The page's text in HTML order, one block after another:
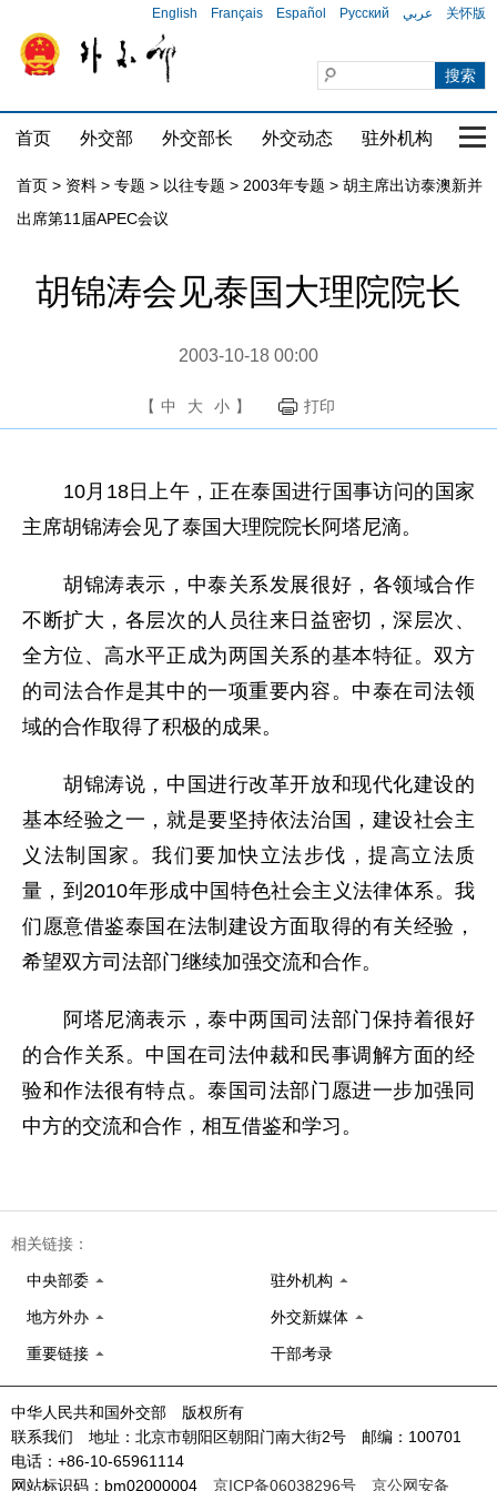
English Français Español Русский عربي 关怀版
首页 外交部 外交部长 外交动态 驻外机构 国
首页 > 资料 > 专题 > 以往专题 > 2003年专题 > 胡主席出访泰澳新并
出席第11届APEC会议
胡锦涛会见泰国大理院院长
2003-10-18 00:00
【 中 大 小 】 打印
10月18日上午，正在泰国进行国事访问的国家
主席胡锦涛会见了泰国大理院院长阿塔尼滴。
胡锦涛表示，中泰关系发展很好，各领域合作
不断扩大，各层次的人员往来日益密切，深层次、
全方位、高水平正成为两国关系的基本特征。双方
的司法合作是其中的一项重要内容。中泰在司法领
域的合作取得了积极的成果。
胡锦涛说，中国进行改革开放和现代化建设的
基本经验之一，就是要坚持依法治国，建设社会主
义法制国家。我们要加快立法步伐，提高立法质
量，到2010年形成中国特色社会主义法律体系。我
们愿意借鉴泰国在法制建设方面取得的有关经验，
希望双方司法部门继续加强交流和合作。
阿塔尼滴表示，泰中两国司法部门保持着很好
的合作关系。中国在司法仲裁和民事调解方面的经
验和作法很有特点。泰国司法部门愿进一步加强同
中方的交流和合作，相互借鉴和学习。
相关链接：
中央部委 驻外机构
地方外办 外交新媒体
重要链接 干部考录
中华人民共和国外交部 版权所有
联系我们 地址：北京市朝阳区朝阳门南大街2号 邮编：100701
电话：+86-10-65961114
网站标识码：bm02000004 京ICP备06038296号 京公网安备